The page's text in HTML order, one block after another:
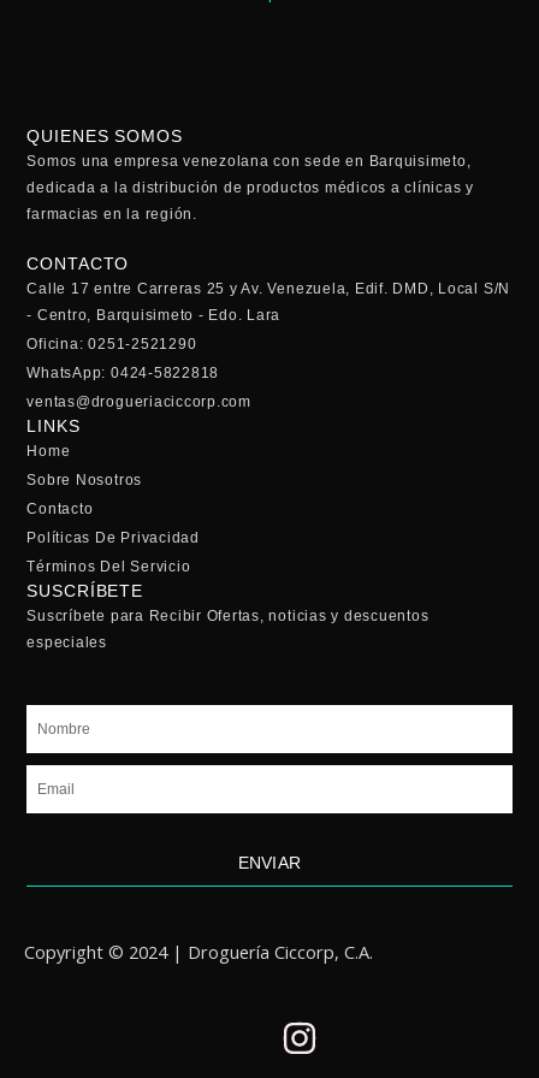
QUIENES SOMOS
Somos una empresa venezolana con sede en Barquisimeto,
dedicada a la distribución de productos médicos a clínicas y
farmacias en la región.
CONTACTO
Calle 17 entre Carreras 25 y Av. Venezuela, Edif. DMD, Local S/N
- Centro, Barquisimeto - Edo. Lara
Oficina: 0251-2521290
WhatsApp: 0424-5822818
ventas@drogueriaciccorp.com
LINKS
Home
Sobre Nosotros
Contacto
Políticas De Privacidad
Términos Del Servicio
SUSCRÍBETE
Suscríbete para Recibir Ofertas, noticias y descuentos
especiales
Nombre
Email
ENVIAR
Copyright © 2024 | Droguería Ciccorp, C.A.
I